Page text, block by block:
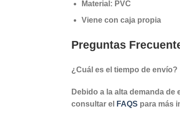
Material: PVC
Viene con caja propia
Preguntas
¿Cuál es el tiempo de envío?
Debido a la alta demanda
consultar el
FAQS para más